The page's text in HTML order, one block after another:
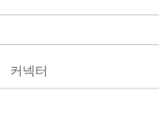
커넥터